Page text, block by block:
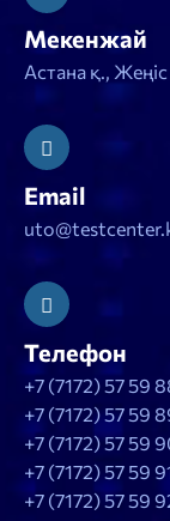
Вагон
Газбен
Геодезия_каз
Ғимараттың
және газбен
Далалық жұм.
Дауыс
негіздері
Мекенжай
Астана қ.,
Email
Телефон
+7 (7172) 57 59
+7 (7172) 57 59
+7 (7172) 57 59
+7 (7172) 57 59
+7 (7172) 57 59